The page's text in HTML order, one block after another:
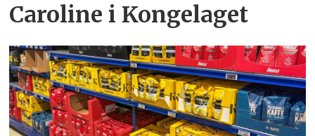
Caroline i Kongelaget